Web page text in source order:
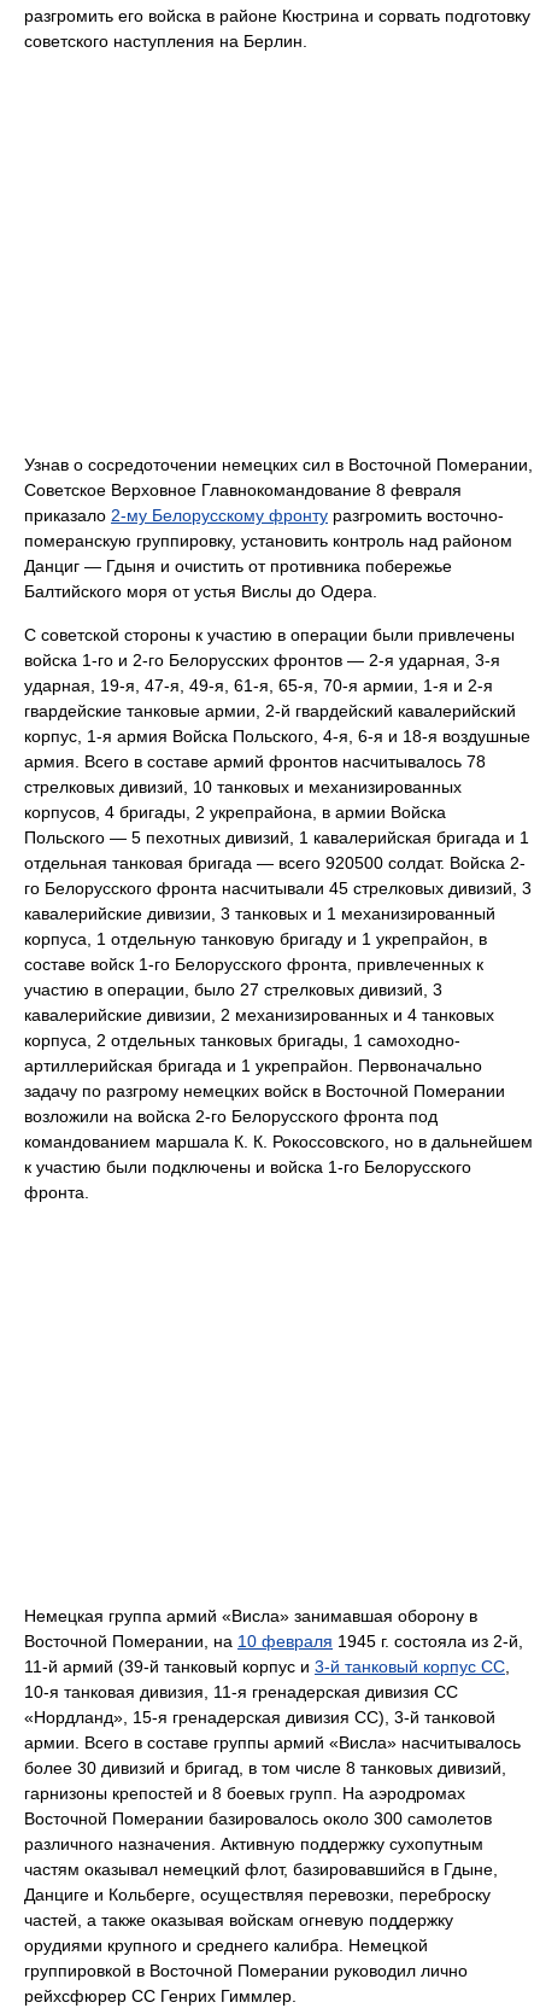
разгромить его войска в районе Кюстрина и сорвать подготовку
советского наступления на Берлин.
Узнав о сосредоточении немецких сил в Восточной Померании,
Советское Верховное Главнокомандование 8 февраля
приказало 2-му Белорусскому фронту разгромить восточно-
померанскую группировку, установить контроль над районом
Данциг — Гдыня и очистить от противника побережье
Балтийского моря от устья Вислы до Одера.
С советской стороны к участию в операции были привлечены
войска 1-го и 2-го Белорусских фронтов — 2-я ударная, 3-я
ударная, 19-я, 47-я, 49-я, 61-я, 65-я, 70-я армии, 1-я и 2-я
гвардейские танковые армии, 2-й гвардейский кавалерийский
корпус, 1-я армия Войска Польского, 4-я, 6-я и 18-я воздушные
армия. Всего в составе армий фронтов насчитывалось 78
стрелковых дивизий, 10 танковых и механизированных
корпусов, 4 бригады, 2 укрепрайона, в армии Войска
Польского — 5 пехотных дивизий, 1 кавалерийская бригада и 1
отдельная танковая бригада — всего 920500 солдат. Войска 2-
го Белорусского фронта насчитывали 45 стрелковых дивизий, 3
кавалерийские дивизии, 3 танковых и 1 механизированный
корпуса, 1 отдельную танковую бригаду и 1 укрепрайон, в
составе войск 1-го Белорусского фронта, привлеченных к
участию в операции, было 27 стрелковых дивизий, 3
кавалерийские дивизии, 2 механизированных и 4 танковых
корпуса, 2 отдельных танковых бригады, 1 самоходно-
артиллерийская бригада и 1 укрепрайон. Первоначально
задачу по разгрому немецких войск в Восточной Померании
возложили на войска 2-го Белорусского фронта под
командованием маршала К. К. Рокоссовского, но в дальнейшем
к участию были подключены и войска 1-го Белорусского
фронта.
Немецкая группа армий «Висла» занимавшая оборону в
Восточной Померании, на 10 февраля 1945 г. состояла из 2-й,
11-й армий (39-й танковый корпус и 3-й танковый корпус СС
10-я танковая дивизия, 11-я гренадерская дивизия СС
«Нордланд», 15-я гренадерская дивизия СС), 3-й танковой
армии. Всего в составе группы армий «Висла» насчитывалось
более 30 дивизий и бригад, в том числе 8 танковых дивизий,
гарнизоны крепостей и 8 боевых групп. На аэродромах
Восточной Померании базировалось около 300 самолетов
различного назначения. Активную поддержку сухопутным
частям оказывал немецкий флот, базировавшийся в Гдыне,
Данциге и Кольберге, осуществляя перевозки, переброску
частей, а также оказывая войскам огневую поддержку
орудиями крупного и среднего калибра. Немецкой
группировкой в Восточной Померании руководил лично
рейхсфюрер СС Генрих Гиммлер.